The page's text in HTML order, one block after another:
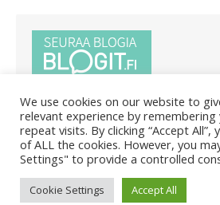
© 2026 Pietar.in/ Powered by
Lab
We use cookies on our website to
relevant experience by
repeat visits. By clicking “Accept
of ALL the cookies. However, you
Settings" to provide a controlled
Cookie Settings Accept All